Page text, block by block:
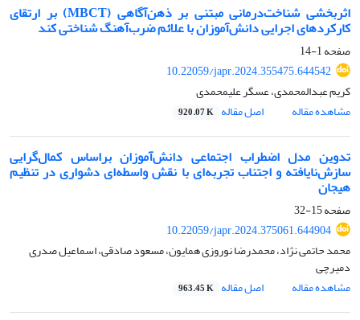
اثربخشی شناخت‌درمانی مبتنی بر ذهن‌آگاهی (MBCT) بر ارتقای
کارکردهای اجرایی دانش‌آموزان با علائم ضرب‌آهنگ شناختی کند
صفحه1-14
10.22059/japr.2024.355475.644542
کریم عبدالمحمدی، عسگر علیمحمدی
مشاهده مقاله
اصل مقاله 920.07 K
تدوین مدل اضطراب اجتماعی دانش‌آموزان براساس کمال‌گرایی
سازش‌نایافته و اجتناب تجربه‌ای با نقش واسطه‌ای دشواری در تنظیم
هیجان
صفحه15-32
10.22059/japr.2024.375061.644904
محمد حاتمی نژاد، محمدرضا نوروزی همایون، مسعود صادقی، اسماعیل صدری
دمیرچی
مشاهده مقاله
اصل مقاله 963.45 K